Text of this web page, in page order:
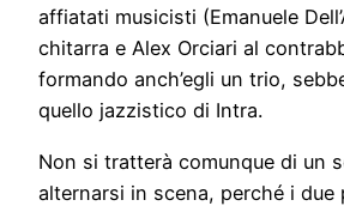
affiatati musicisti (Emanuele
chitarra e Alex Orciari al
formando anch’egli un trio,
quello jazzistico di Intra.
Non si tratterà comunque di un
alternarsi in scena, perché i due